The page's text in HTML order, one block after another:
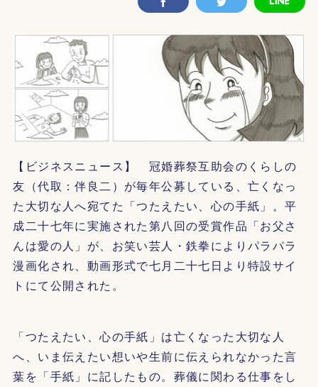
【ビジネスニュース】 冠婚葬祭互助会のくらしの
友（代取：伴良二）が毎年公募している、亡くなっ
た大切な人へ宛てた「つたえたい、心の手紙」。平
成二十七年に実施された第八回の受賞作品「お父さ
んは愛の人」が、お笑い芸人・鉄拳によりパラパラ
漫画化され、動画形式で七月二十七日より特設サイ
トにて公開された。
「つたえたい、心の手紙」は亡くなった大切な人
へ、いま伝えたい想いや生前に伝えられなかった言
葉を「手紙」に記したもの。葬儀に関わる仕事をし